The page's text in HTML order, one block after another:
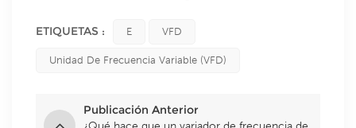
ETIQUETAS : E VFD
Unidad De Frecuencia Variable (VFD)
Publicación Anterior